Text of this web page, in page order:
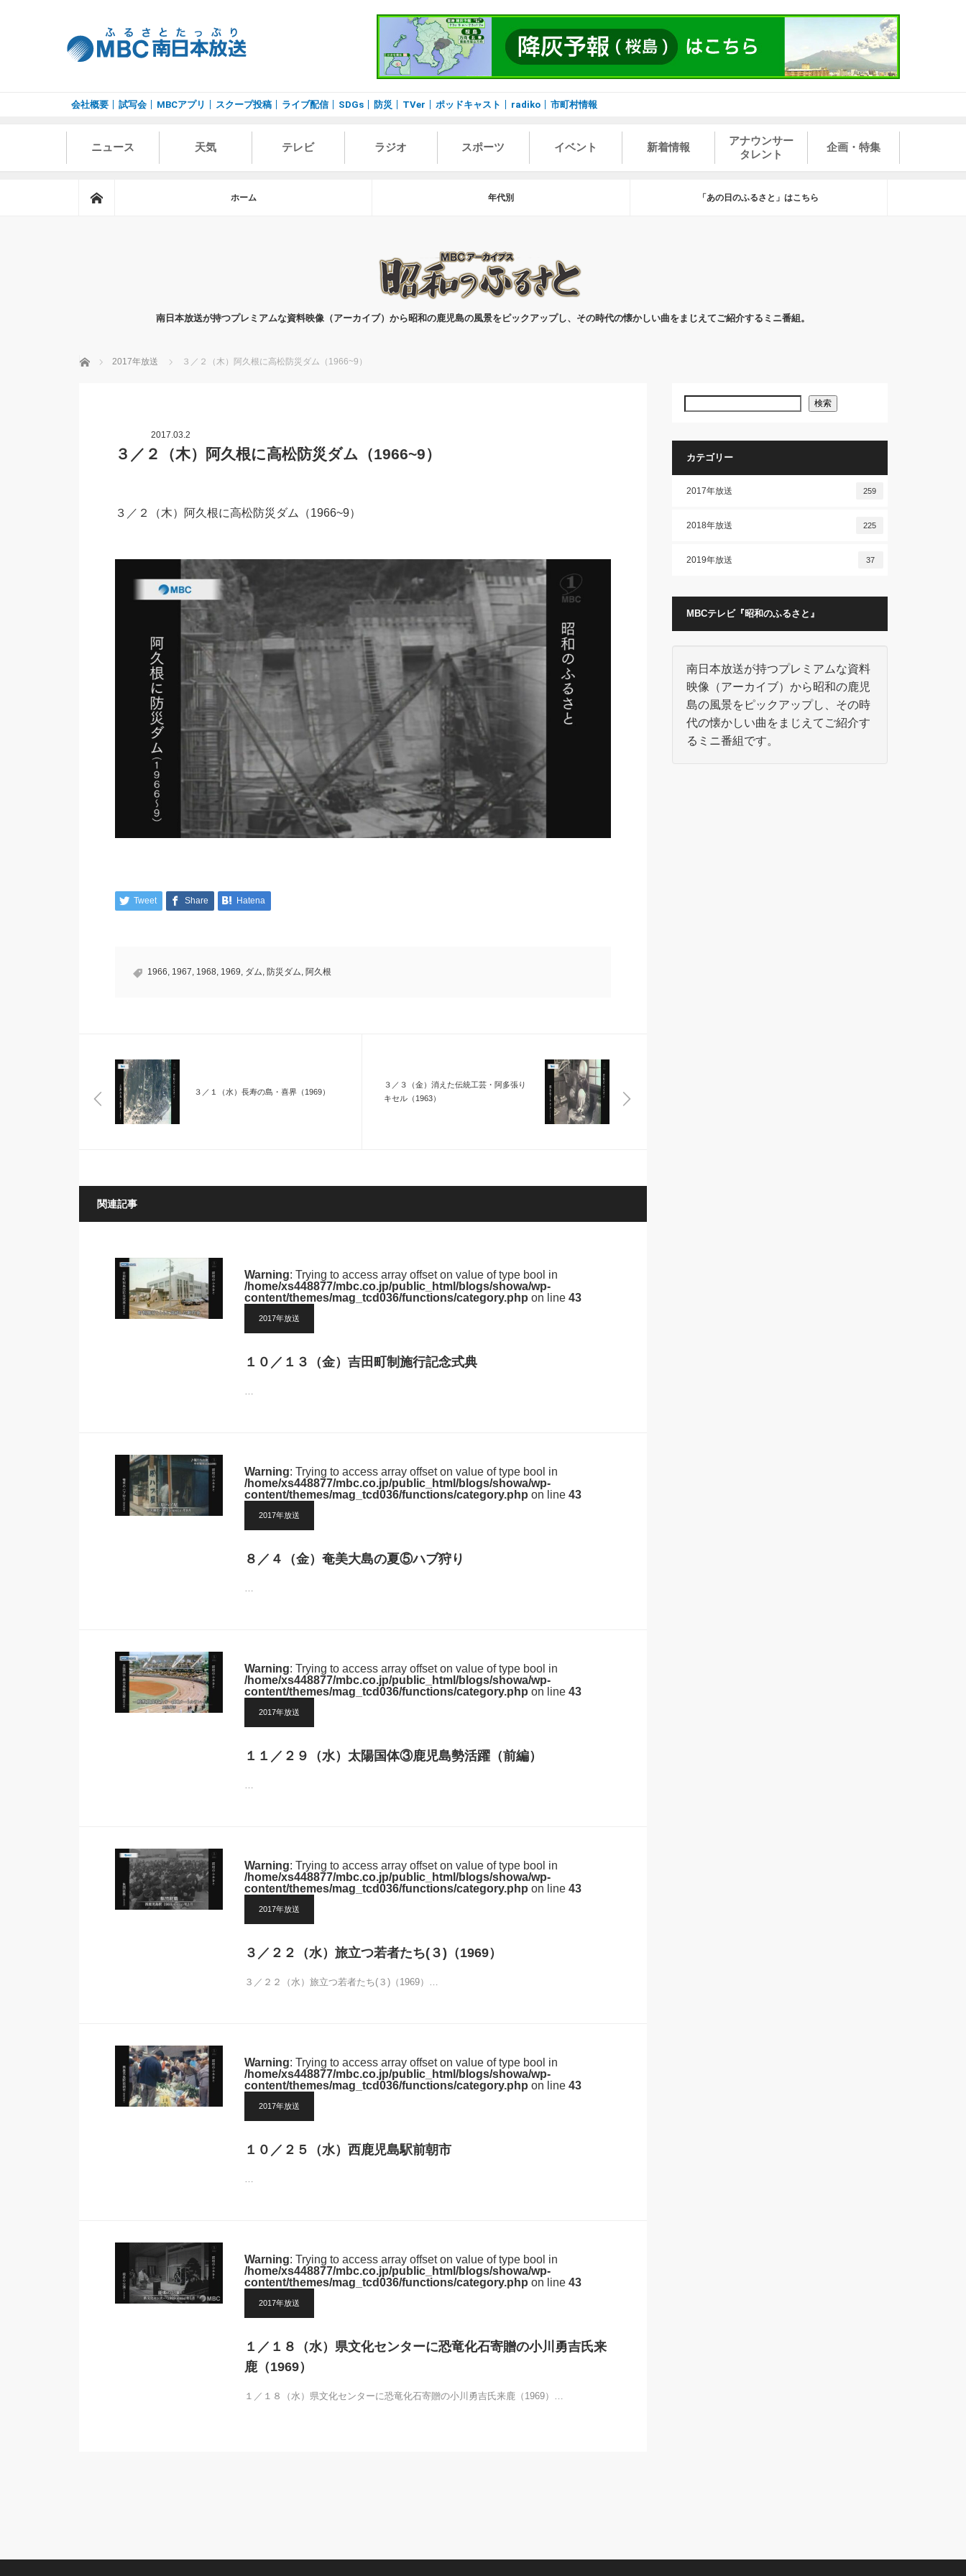
会社概要 試写会 MBCアプリ スクープ投稿 ライブ配信 SDGs 防災 TVer ポッドキャスト radiko 市町村情報
ニュース 天気 テレビ ラジオ スポーツ イベント 新着情報
アナウンサー
タレント
企画・特集
ホーム 年代別 「あの日のふるさと」はこちら
南日本放送が持つプレミアムな資料映像（アーカイブ）から昭和の鹿児島の風景をピックアップし、その時代の懐かしい曲をまじえてご紹介するミニ番組。
ホーム 2017年放送 ３／２（木）阿久根に高松防災ダム（1966~9）
2017.03.2
３／２（木）阿久根に高松防災ダム（1966~9）
３／２（木）阿久根に高松防災ダム（1966~9）
Tweet Share Hatena
1966, 1967, 1968, 1969, ダム, 防災ダム, 阿久根
３／１（水）長寿の島・喜界（1969）
３／３（金）消えた伝統工芸・阿多張り
キセル（1963）
関連記事
Warning: Trying to access array offset on value of type bool in
/home/xs448877/mbc.co.jp/public_html/blogs/showa/wp-
content/themes/mag_tcd036/functions/category.php on line 43
2017年放送
１０／１３（金）吉田町制施行記念式典
…
Warning: Trying to access array offset on value of type bool in
/home/xs448877/mbc.co.jp/public_html/blogs/showa/wp-
content/themes/mag_tcd036/functions/category.php on line 43
2017年放送
８／４（金）奄美大島の夏⑤ハブ狩り
…
Warning: Trying to access array offset on value of type bool in
/home/xs448877/mbc.co.jp/public_html/blogs/showa/wp-
content/themes/mag_tcd036/functions/category.php on line 43
2017年放送
１１／２９（水）太陽国体③鹿児島勢活躍（前編）
…
Warning: Trying to access array offset on value of type bool in
/home/xs448877/mbc.co.jp/public_html/blogs/showa/wp-
content/themes/mag_tcd036/functions/category.php on line 43
2017年放送
３／２２（水）旅立つ若者たち(３)（1969）
３／２２（水）旅立つ若者たち(３)（1969）…
Warning: Trying to access array offset on value of type bool in
/home/xs448877/mbc.co.jp/public_html/blogs/showa/wp-
content/themes/mag_tcd036/functions/category.php on line 43
2017年放送
１０／２５（水）西鹿児島駅前朝市
…
Warning: Trying to access array offset on value of type bool in
/home/xs448877/mbc.co.jp/public_html/blogs/showa/wp-
content/themes/mag_tcd036/functions/category.php on line 43
2017年放送
１／１８（水）県文化センターに恐竜化石寄贈の小川勇吉氏来
鹿（1969）
１／１８（水）県文化センターに恐竜化石寄贈の小川勇吉氏来鹿（1969）…
検索
カテゴリー
2017年放送 259
2018年放送 225
2019年放送 37
MBCテレビ『昭和のふるさと』
南日本放送が持つプレミアムな資料
映像（アーカイブ）から昭和の鹿児
島の風景をピックアップし、その時
代の懐かしい曲をまじえてご紹介す
るミニ番組です。